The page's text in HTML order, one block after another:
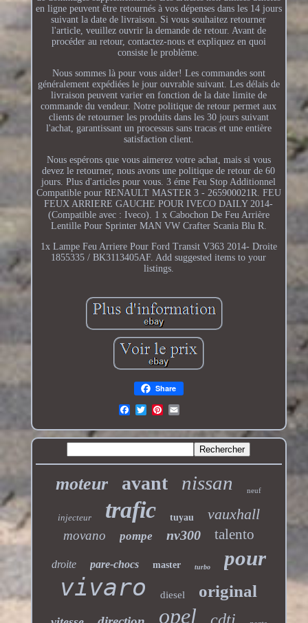
en ligne peuvent être retournés à vos dépenses dans les 14 jours
suivant la date de livraison. Si vous souhaitez retourner
l'article, veuillez ouvrir la demande de retour. Avant de
procéder au retour, contactez-nous et expliquez en quoi
consiste le problème.
Nous sommes là pour vous aider! Les commandes sont
généralement expédiées le jour ouvrable suivant. Les délais de
livraison peuvent varier en fonction de la date limite de
commande du vendeur. Notre politique de retour permet aux
clients de retourner les produits dans les 30 jours suivant
l'achat, garantissant un processus sans tracas et une entière
satisfaction client.
Nous espérons que vous aimerez votre achat, mais si vous
devez le retourner, nous avons une politique de retour de 60
jours. Plus d'articles pour vous. 3 éme Feu Stop Additionnel
Compatible pour RENAULT MASTER 3 - 265900021R. FEU
FEUX ARRIERE GAUCHE POUR IVECO DAILY 2014-
(Compatible avec : Iveco). 1 x Cabochon De Feu Arrière
Lentille Pour Sprinter MAN VW Crafter Scania Blu R.
1x Lampe Feu Arriere Pour Ford Transit V363 2014- Droite
1855335 / BK3113405AF. Add suggested items to your
listings.
Share
moteur avant nissan neuf
injecteur trafic tuyau vauxhall
movano pompe nv300 talento
droite pare-chocs master turbo pour
vivaro diesel original
opel cdti